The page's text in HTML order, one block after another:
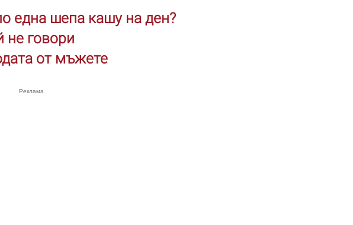
една шепа кашу на ден?
не говори
от мъжете